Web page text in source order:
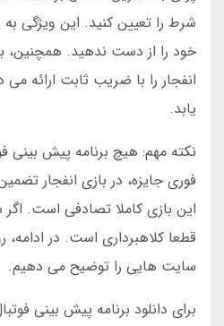
شرط را تعیین کنید. این ویژگی
خود را از دست ندهید. همچنین،
انفجار را با ضریب ثابت ارائه
یابد.
نکته مهم: هیچ برنامه پیش بینی
فوری جایزه، در بازی انفجار
این بازی کاملا تصادفی است.
قطعا کلاهبرداری است. در
سایت هایی را توضیح می دهیم.
برای دانلود برنامه پیش بینی